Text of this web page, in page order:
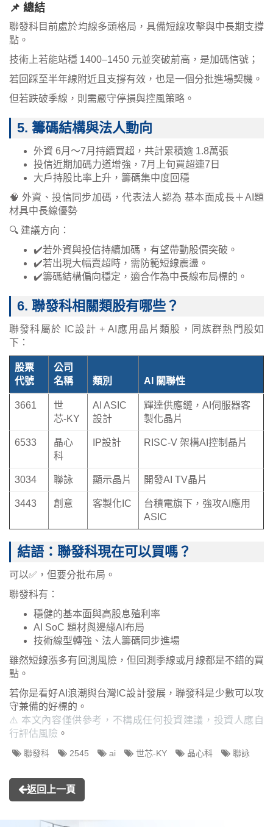
📌 總結
聯發科目前處於均線多頭格局，具備短線攻擊與中長期支撐
點。
技術上若能站穩 1400–1450 元並突破前高，是加碼信號；
若回踩至半年線附近且支撐有效，也是一個分批進場契機。
但若跌破季線，則需嚴守停損與控風策略。
5. 籌碼結構與法人動向
外資 6月～7月持續買超，共計累積逾 1.8萬張
投信近期加碼力道增強，7月上旬買超連7日
大戶持股比率上升，籌碼集中度回穩
🧠 外資、投信同步加碼，代表法人認為 基本面成長＋AI題
材具中長線優勢
🔍 建議方向：
✔️若外資與投信持續加碼，有望帶動股價突破。
✔️若出現大幅賣超時，需防範短線震盪。
✔️籌碼結構偏向穩定，適合作為中長線布局標的。
6. 聯發科相關類股有哪些？
聯發科屬於 IC設計 + AI應用晶片類股，同族群熱門股如
下：
股票
代號
公司
名稱
類別 AI 關聯性
3661
世
芯‑KY
AI ASIC
設計
輝達供應鏈，AI伺服器客
製化晶片
6533
晶心
科
IP設計 RISC-V 架構AI控制晶片
3034 聯詠 顯示晶片 開發AI TV晶片
3443 創意 客製化IC
台積電旗下，強攻AI應用
ASIC
結語：聯發科現在可以買嗎？
可以✅，但要分批布局。
聯發科有：
穩健的基本面與高股息殖利率
AI SoC 題材與邊緣AI布局
技術線型轉強、法人籌碼同步進場
雖然短線漲多有回測風險，但回測季線或月線都是不錯的買
點。
若你是看好AI浪潮與台灣IC設計發展，聯發科是少數可以攻
守兼備的好標的。
⚠️ 本文內容僅供參考，不構成任何投資建議，投資人應自
行評估風險 。
聯發科 2545 ai 世芯‑KY 晶心科 聯詠
返回上一頁